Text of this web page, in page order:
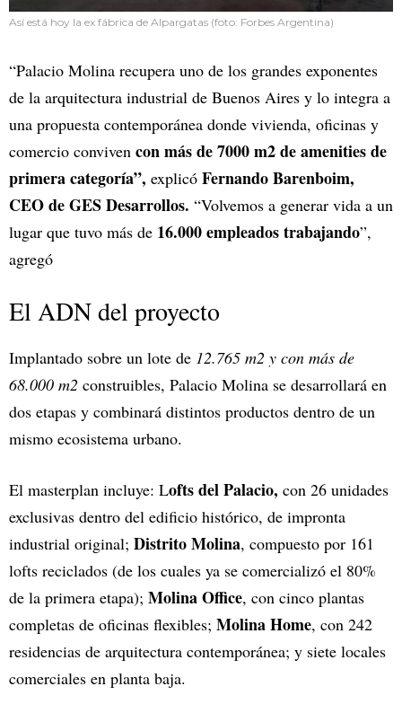
Así está hoy la ex fábrica de Alpargatas (foto: Forbes Argentina)
“Palacio Molina recupera uno de los grandes exponentes
de la arquitectura industrial de Buenos Aires y lo integra a
una propuesta contemporánea donde vivienda, oficinas y
comercio conviven con más de 7000 m2 de amenities de
primera categoría”, explicó Fernando Barenboim,
CEO de GES Desarrollos. “Volvemos a generar vida a un
lugar que tuvo más de 16.000 empleados trabajando”,
agregó
El ADN del proyecto
Implantado sobre un lote de 12.765 m2 y con más de
68.000 m2 construibles, Palacio Molina se desarrollará en
dos etapas y combinará distintos productos dentro de un
mismo ecosistema urbano.
El masterplan incluye: Lofts del Palacio, con 26 unidades
exclusivas dentro del edificio histórico, de impronta
industrial original; Distrito Molina, compuesto por 161
lofts reciclados (de los cuales ya se comercializó el 80%
de la primera etapa); Molina Office, con cinco plantas
completas de oficinas flexibles; Molina Home, con 242
residencias de arquitectura contemporánea; y siete locales
comerciales en planta baja.